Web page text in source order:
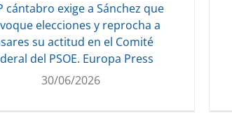
cántabro exige a Sánchez que
elecciones y reprocha a
su actitud en el Comité
del PSOE. Europa Press
30/06/2026